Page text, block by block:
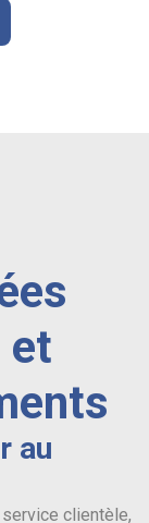
et
au
clientèle,